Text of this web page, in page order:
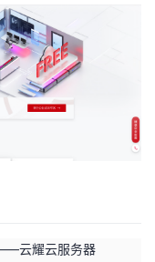
云耀云服务器